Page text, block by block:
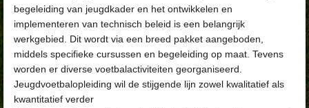
begeleiding van jeugdkader en het ontwikkelen en
implementeren van technisch beleid is een belangrijk
werkgebied. Dit wordt via een breed pakket aangeboden,
middels specifieke cursussen en begeleiding op maat. Tevens
worden er diverse voetbalactiviteiten georganiseerd.
Jeugdvoetbalopleiding wil de stijgende lijn zowel kwalitatief als
kwantitatief verder